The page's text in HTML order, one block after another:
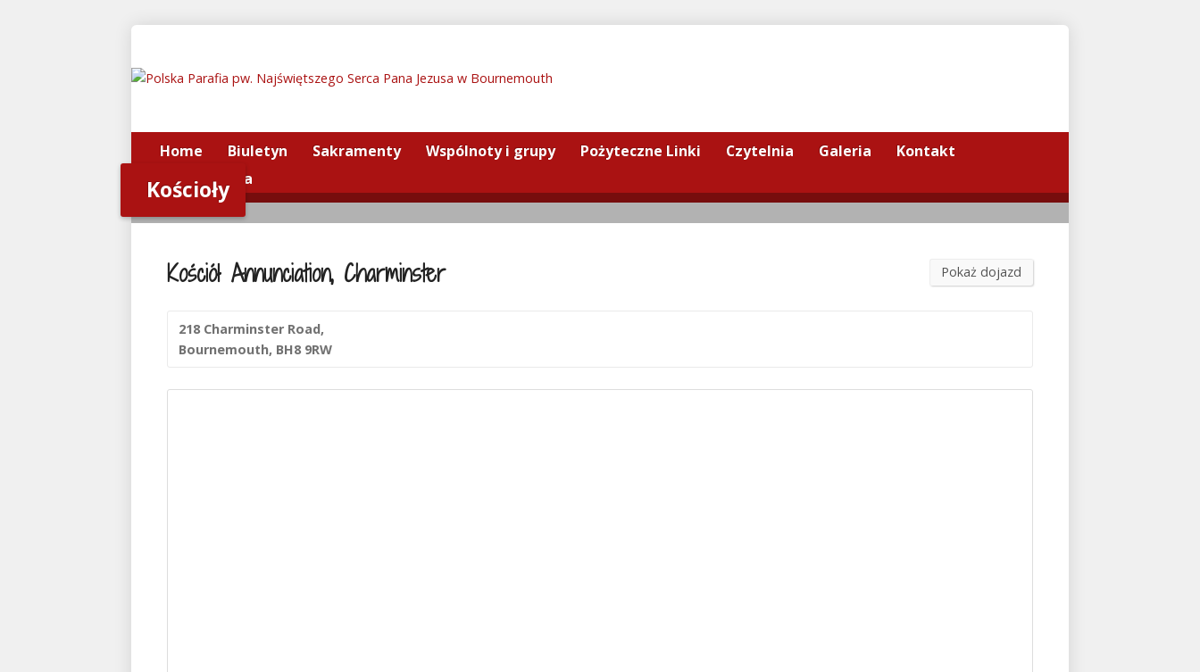
Home Biuletyn Sakramenty Wspólnoty i grupy Pożyteczne Linki Czytelnia Galeria
Kontakt
Radio Bobola
Kościoły
Kościoły
Kościół Annunciation, Charminster Pokaż dojazd
218 Charminster Road,
Bournemouth, BH8 9RW